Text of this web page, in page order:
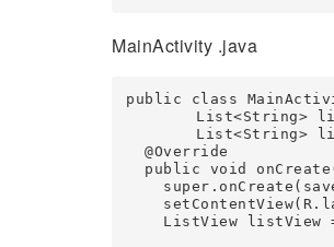
MainActivity .java
public class
  @Override
public void
ListView listView